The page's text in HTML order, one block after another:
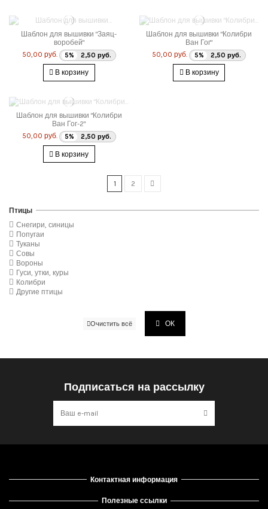
Шаблон для вышивки "Заяц-
воробей"
50,00 руб.
5% 2,50 руб.
В корзину
Шаблон для вышивки "Колибри
Ван Гог"
50,00 руб.
5% 2,50 руб.
В корзину
Шаблон для вышивки "Колибри
Ван Гог-2"
50,00 руб.
5% 2,50 руб.
В корзину
1 2
Птицы
Снегири, синицы
Попугаи
Туканы
Совы
Вороны
Гуси, утки, куры
Колибри
Другие птицы
Очистить всё ОК
Подписаться на рассылку
Контактная информация
Полезные ссылки